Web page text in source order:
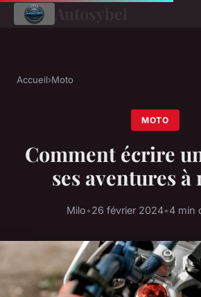
Autosybel
Accueil›Moto
MOTO
Comment écrire
ses aventures à
Milo•26 février 2024•4 min